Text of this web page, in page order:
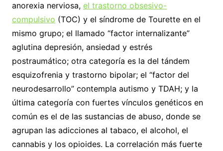
anorexia nerviosa, el trastorno obsesivo-
compulsivo (TOC) y el síndrome de Tourette en el
mismo grupo; el llamado “factor internalizante”
aglutina depresión, ansiedad y estrés
postraumático; otra categoría es la del tándem
esquizofrenia y trastorno bipolar; el “factor del
neurodesarrollo” contempla autismo y TDAH; y la
última categoría con fuertes vínculos genéticos en
común es el de las sustancias de abuso, donde se
agrupan las adicciones al tabaco, el alcohol, el
cannabis y los opioides. La correlación más fuerte